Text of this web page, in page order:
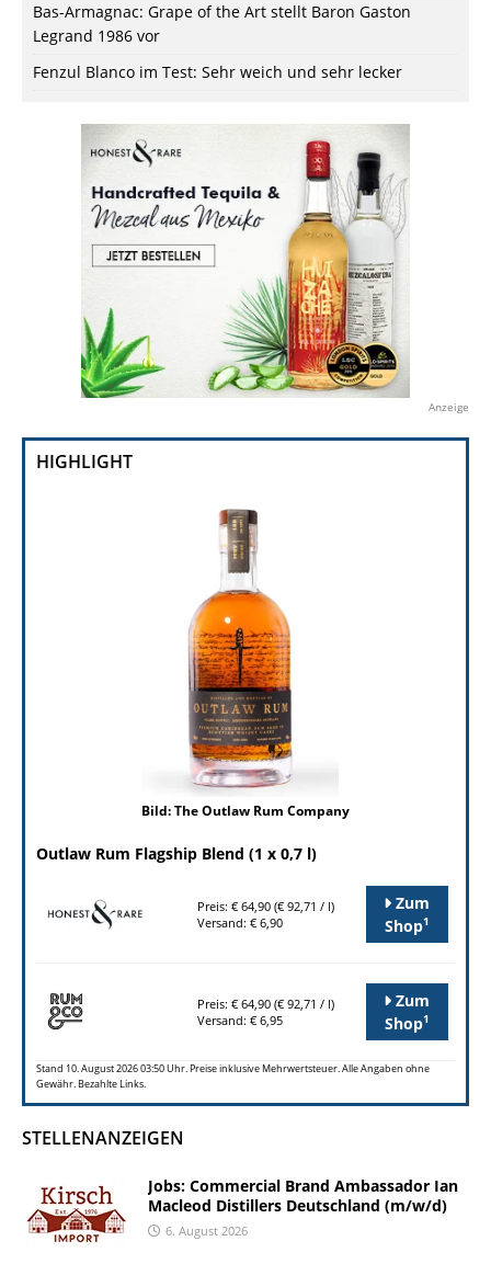
Bas-Armagnac: Grape of the Art stellt Baron Gaston
Legrand 1986 vor
Fenzul Blanco im Test: Sehr weich und sehr lecker
Anzeige
HIGHLIGHT
Bild: The Outlaw Rum Company
Outlaw Rum Flagship Blend (1 x 0,7 l)
Preis: € 64,90 (€ 92,71 / l)
Versand: € 6,90
Zum
Shop1
Preis: € 64,90 (€ 92,71 / l)
Versand: € 6,95
Zum
Shop1
Stand 10. August 2026 03:50 Uhr. Preise inklusive Mehrwertsteuer. Alle Angaben ohne
Gewähr. Bezahlte Links.
STELLENANZEIGEN
Jobs: Commercial Brand Ambassador Ian
Macleod Distillers Deutschland (m/w/d)
6. August 2026